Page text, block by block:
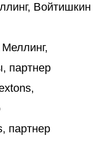
Войтишкин
Меллинг,
партнер
партнер